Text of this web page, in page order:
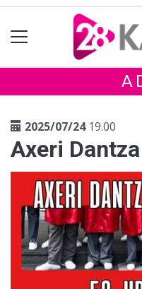
2025/07/2419.00
Axeri